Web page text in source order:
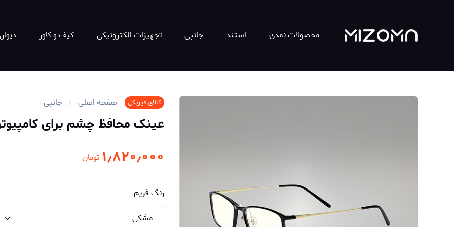
محصولات نمدی استند جانبی تجهیزات الکترونیکی کیف و کاور
کالای فیزیکی صفحه اصلی جانبی
عینک محافظ چشم برای
۱٫۸۲۰٫۰۰۰ تومان
رنگ فریم
مشکی